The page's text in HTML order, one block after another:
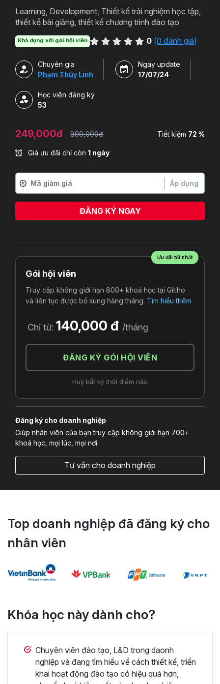
Learning, Development, Thiết kế trải nghiệm học tập,
thiết kế bài giảng, thiết kế chương trình đào tạo
Khả dụng với gói hội viên 0 (0 đánh giá)
Chuyên gia
Phạm Thùy Linh
Ngày update
17/07/24
Học viên đăng ký
53
249,000đ 899,000đ Tiết kiệm 72 %
Giá ưu đãi chỉ còn 1 ngày
Áp dụng
ĐĂNG KÝ NGAY
Ưu đãi tốt nhất
Gói hội viên
Truy cập không giới hạn 800+ khoá học tại Gitiho
và liên tục được bổ sung hàng tháng. Tìm hiểu thêm
Chỉ từ: 140,000 đ /tháng
ĐĂNG KÝ GÓI HỘI VIÊN
Huỷ bất kỳ thời điểm nào
Đăng ký cho doanh nghiệp
Giúp nhân viên của bạn truy cập không giới hạn 700+
khoá học, mọi lúc, mọi nơi
Tư vấn cho doanh nghiệp
Top doanh nghiệp đã đăng ký cho
nhân viên
Khóa học này dành cho?
Chuyên viên đào tạo, L&D trong daonh
nghiệp và đang tìm hiểu về cách thiết kế, triển
khai hoạt động đào tạo có hiệu quả hơn,